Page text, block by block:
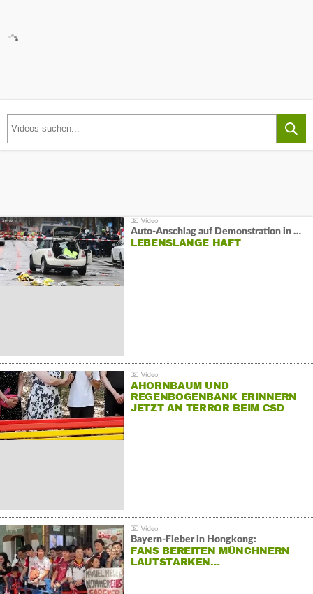
Auto-Anschlag auf Demonstration in München:
LEBENSLANGE HAFT
AHORNBAUM UND
REGENBOGENBANK ERINNERN
JETZT AN TERROR BEIM CSD
Bayern-Fieber in Hongkong:
FANS BEREITEN MÜNCHNERN
LAUTSTARKEN…